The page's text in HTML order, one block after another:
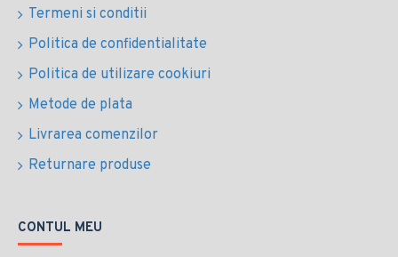
Termeni si conditii
Politica de confidentialitate
Politica de utilizare cookiuri
Metode de plata
Livrarea comenzilor
Returnare produse
CONTUL MEU